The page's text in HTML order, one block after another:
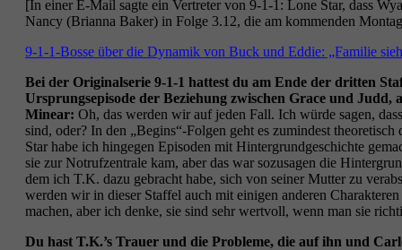
[In einer E-Mail sagte ein Vertreter von 9-1-1: Lone Star, dass
Nancy (Brianna Baker) in Folge 3.12, die am kommenden
9-1-1-Bosse über die Dynamik von Buck und Eddie: „Familie
Bei der Originalserie 9-1-1 hattest du am Ende der dritten
Ursprungsepisode der Beziehung zwischen Grace und
Minear: Oh, das werden wir auf jeden Fall. Ich würde sagen,
sind, oder? In den „Begins“-Folgen geht es zumindest
Star habe ich hingegen Episoden mit Hintergrundgeschichte
sie zur Notrufzentrale kam, aber das war sozusagen die
dem ich T.K. dazu gebracht habe, sich von seiner Mutter zu
werden wir in dieser Staffel auch mit einigen anderen
machen, aber ich denke, sie sind sehr wertvoll, wenn man sie
Du hast T.K.’s Trauer und die Probleme, die auf ihn und